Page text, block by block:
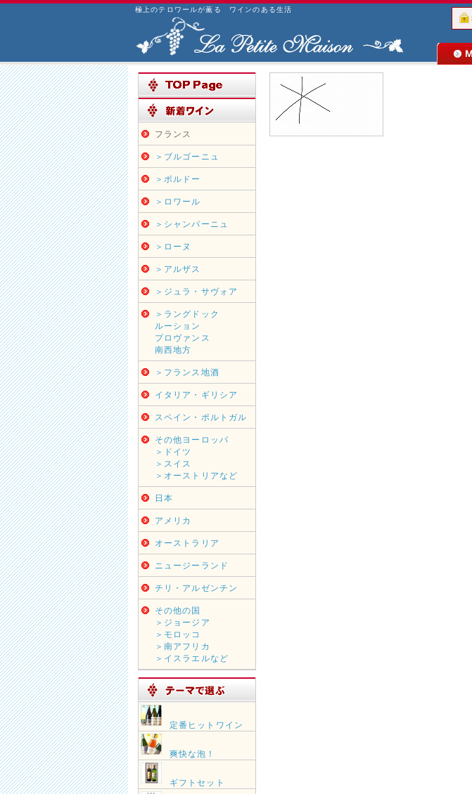
極上のテロワールが薫る ワインのある生活
フランス
＞ブルゴーニュ
＞ボルドー
＞ロワール
＞シャンパーニュ
＞ローヌ
＞アルザス
＞ジュラ・サヴォア
＞ラングドック
ルーション
プロヴァンス
南西地方
＞フランス地酒
イタリア・ギリシア
スペイン・ポルトガル
その他ヨーロッパ
＞ドイツ
＞スイス
＞オーストリアなど
日本
アメリカ
オーストラリア
ニュージーランド
チリ・アルゼンチン
その他の国
＞ジョージア
＞モロッコ
＞南アフリカ
＞イスラエルなど
定番ヒットワイン
爽快な泡！
ギフトセット